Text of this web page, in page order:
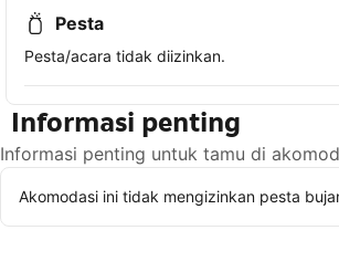
Pesta
Pesta/acara tidak diizinkan.
Informasi penting
Informasi penting untuk tamu di
Akomodasi ini tidak mengizinkan pesta